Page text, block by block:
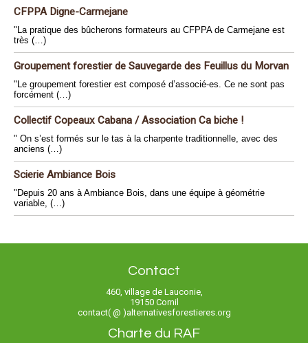
CFPPA Digne-Carmejane
"La pratique des bûcherons formateurs au CFPPA de Carmejane est
très (…)
Groupement forestier de Sauvegarde des Feuillus du Morvan
"Le groupement forestier est composé d’associé-es. Ce ne sont pas
forcément (…)
Collectif Copeaux Cabana / Association Ca biche !
" On s’est formés sur le tas à la charpente traditionnelle, avec des
anciens (…)
Scierie Ambiance Bois
"Depuis 20 ans à Ambiance Bois, dans une équipe à géométrie
variable, (…)
Contact
460, village de Lauconie,
19150 Cornil
contact( @ )alternativesforestieres.org
Charte du RAF